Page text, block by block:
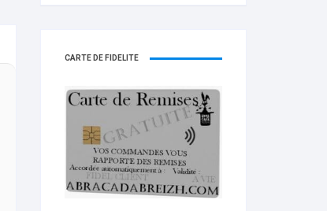
CARTE DE FIDELITÉ